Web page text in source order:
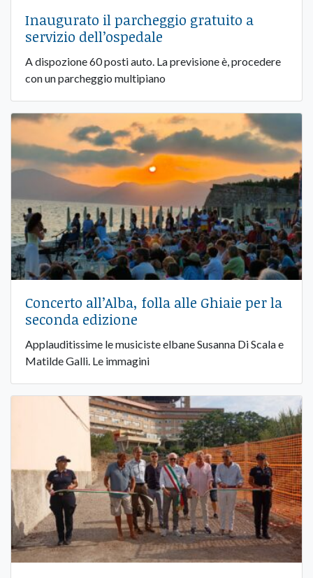
Inaugurato il parcheggio gratuito a
servizio dell’ospedale
A dispozione 60 posti auto. La previsione è, procedere
con un parcheggio multipiano
Concerto all’Alba, folla alle Ghiaie per la
seconda edizione
Applauditissime le musiciste elbane Susanna Di Scala e
Matilde Galli. Le immagini